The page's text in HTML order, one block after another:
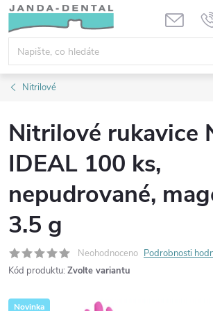
Přejít
obsah
Nitrilové
Nitrilové rukavice
IDEAL 100 ks,
nepudrované,
3.5 g
Neohodnoceno Podrobnosti
Kód produktu: Zvolte variantu
Novinka